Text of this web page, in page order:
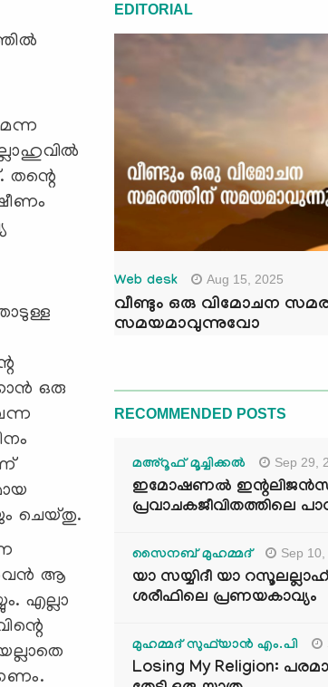
തന്റെ
ഒരു
ചെയ്തു.
അവന്‍ ആ
എല്ലാ
EDITORIAL
Web desk Aug 15, 2025
വീണ്ടും ഒരു വിമോചന
സമയമാവുന്നുവോ
RECOMMENDED POSTS
മഅ്റൂഫ് മൂച്ചിക്കല്‍ Sep 29,
ഇമോഷണൽ
പ്രവാചകജീവിതത്തിലെ
സൈനബ് മുഹമ്മദ് Sep
യാ സയ്യിദീ യാ
ശരീഫിലെ പ്രണയകാവ്യം
മുഹമ്മദ് സുഫ്‌യാൻ എം.പി
Losing My Religion: